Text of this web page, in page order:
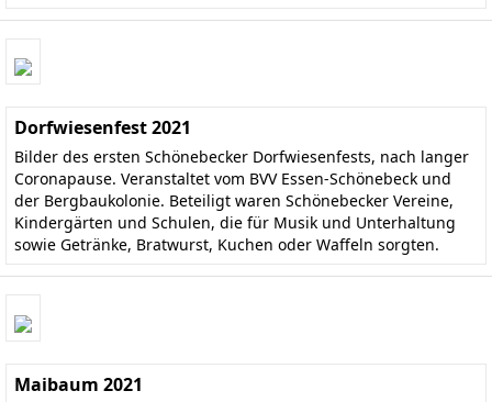
Dorfwiesenfest 2021
Bilder des ersten Schönebecker Dorfwiesenfests, nach langer
Coronapause. Veranstaltet vom BVV Essen-Schönebeck und
der Bergbaukolonie. Beteiligt waren Schönebecker Vereine,
Kindergärten und Schulen, die für Musik und Unterhaltung
sowie Getränke, Bratwurst, Kuchen oder Waffeln sorgten.
Maibaum 2021